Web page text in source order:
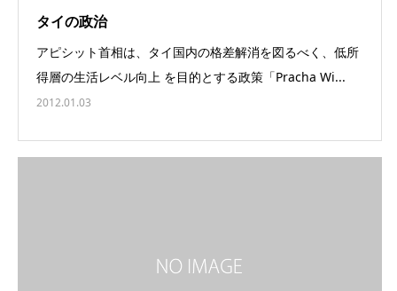
タイの政治
アピシット首相は、タイ国内の格差解消を図るべく、低所
得層の生活レベル向上 を目的とする政策「Pracha Wi...
2012.01.03